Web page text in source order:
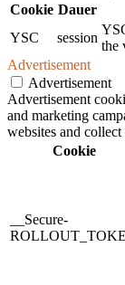
Cookie Dauer
YSC
session
the
Advertisement
Advertisement
Advertisement
and marketing
websites and
Cookie
__Secure-